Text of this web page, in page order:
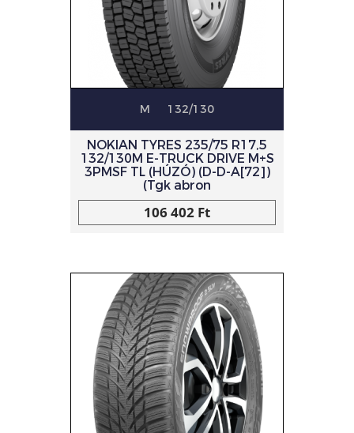
M 132/130
NOKIAN TYRES 235/75 R17,5
132/130M E-TRUCK DRIVE M+S
3PMSF TL (HÚZÓ) (D-D-A[72])
(Tgk abron
106 402 Ft